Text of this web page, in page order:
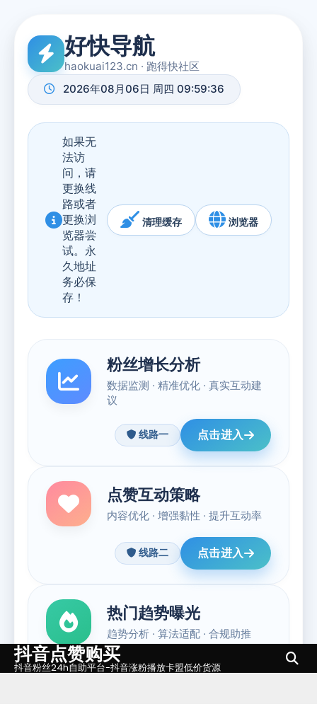
Skip抖音点赞购买
抖音粉丝24h自助平台-抖音涨粉播放卡盟低价货源